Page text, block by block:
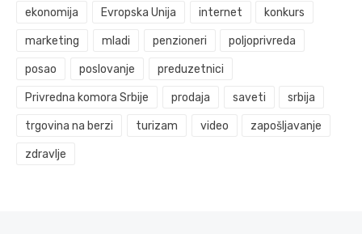
ekonomija Evropska Unija internet konkurs
marketing mladi penzioneri poljoprivreda
posao poslovanje preduzetnici
Privredna komora Srbije prodaja saveti srbija
trgovina na berzi turizam video zapošljavanje
zdravlje